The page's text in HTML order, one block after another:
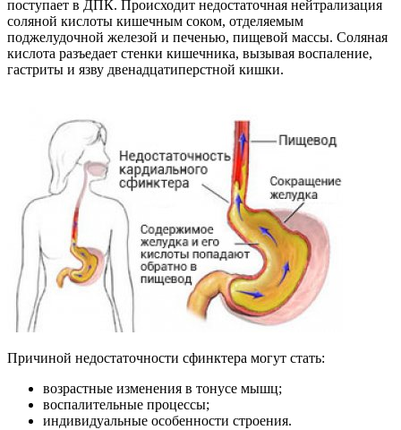
поступает в ДПК. Происходит недостаточная нейтрализация
соляной кислоты кишечным соком, отделяемым
поджелудочной железой и печенью, пищевой массы. Соляная
кислота разъедает стенки кишечника, вызывая воспаление,
гастриты и язву двенадцатиперстной кишки.
Причиной недостаточности сфинктера могут стать:
возрастные изменения в тонусе мышц;
воспалительные процессы;
индивидуальные особенности строения.